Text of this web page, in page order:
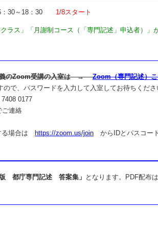
：30～18：30 1/8スタート
ラス」「月謝制コース（「専門記述」申込者）」
のZoom受講の入室は →
Zoom（専門記述）
で、パスワードを入力して入室してお待ちくださ
0177
連絡
る場合は https://zoom.us/join からIDとパスコー
版 都庁専門記述 答案集」 となります。PDF配布